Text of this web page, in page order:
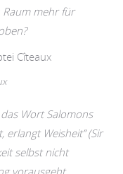
Raum mehr für
Wort Salomons
erlangt Weisheit” (Sir
selbst nicht
vorausgeht.